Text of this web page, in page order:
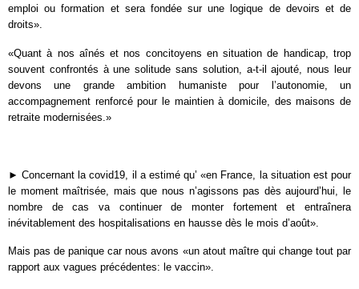
emploi ou formation et sera fondée sur une logique de devoirs et de
droits».
«Quant à nos aînés et nos concitoyens en situation de handicap, trop
souvent confrontés à une solitude sans solution, a-t-il ajouté, nous leur
devons une grande ambition humaniste pour l’autonomie, un
accompagnement renforcé pour le maintien à domicile, des maisons de
retraite modernisées.»
► Concernant la covid19, il a estimé qu’ «en France, la situation est pour
le moment maîtrisée, mais que nous n’agissons pas dès aujourd’hui, le
nombre de cas va continuer de monter fortement et entraînera
inévitablement des hospitalisations en hausse dès le mois d’août».
Mais pas de panique car nous avons «un atout maître qui change tout par
rapport aux vagues précédentes: le vaccin».